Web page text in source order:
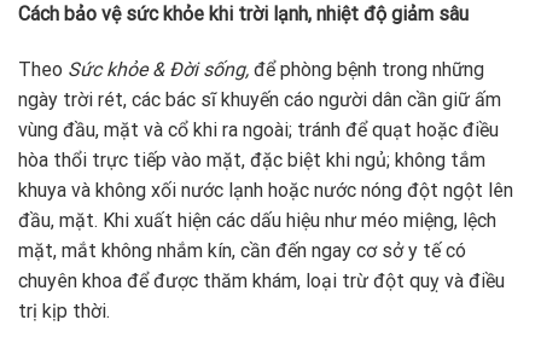
Cách bảo vệ sức khỏe khi trời lạnh, nhiệt độ giảm sâu
Theo Sức khỏe & Đời sống, để phòng bệnh trong những
ngày trời rét, các bác sĩ khuyến cáo người dân cần giữ ấm
vùng đầu, mặt và cổ khi ra ngoài; tránh để quạt hoặc điều
hòa thổi trực tiếp vào mặt, đặc biệt khi ngủ; không tắm
khuya và không xối nước lạnh hoặc nước nóng đột ngột lên
đầu, mặt. Khi xuất hiện các dấu hiệu như méo miệng, lệch
mặt, mắt không nhắm kín, cần đến ngay cơ sở y tế có
chuyên khoa để được thăm khám, loại trừ đột quỵ và điều
trị kịp thời.